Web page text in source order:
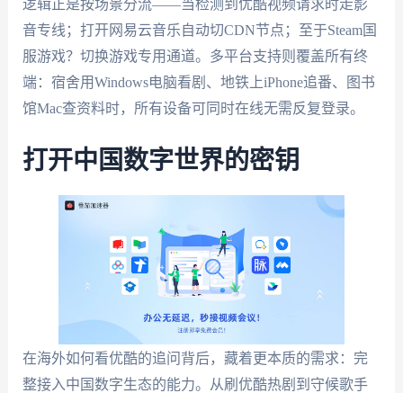
逻辑正是按场景分流——当检测到优酷视频请求时走影
音专线；打开网易云音乐自动切CDN节点；至于Steam国
服游戏？切换游戏专用通道。多平台支持则覆盖所有终
端：宿舍用Windows电脑看剧、地铁上iPhone追番、图书
馆Mac查资料时，所有设备可同时在线无需反复登录。
打开中国数字世界的密钥
在海外如何看优酷的追问背后，藏着更本质的需求：完
整接入中国数字生态的能力。从刷优酷热剧到守候歌手